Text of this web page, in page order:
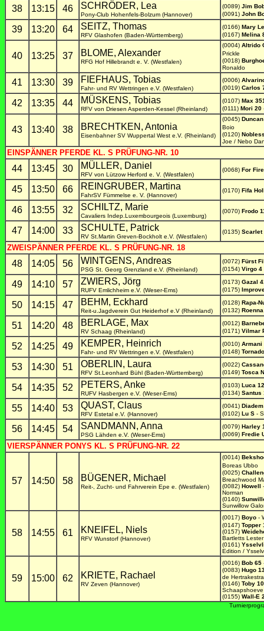
38 13:15 46 SCHRÖDER, Lea
Pony-Club Hohenfels-Bolzum (Hannover)
(0089) Jim
(0091) John
39 13:20 64 SEITZ, Thomas
RFV Glashofen (Baden-Württemberg)
(0166) Mary
(0167) Melina
40 13:25 37 BLOME, Alexander
RFG Hof Hillebrandt e. V. (Westfalen)
(0004) Altrido
Prickle
(0018)
Ronaldo
41 13:30 39 FIEFHAUS, Tobias
Fahr- und RV Wettringen e.V. (Westfalen)
(0006)
(0019) Carlos
42 13:35 44 MÜSKENS, Tobias
RFV von Driesen Asperden-Kessel (Rheinland)
(0107) Max
(0111) Mori 20
43 13:40 38 BRECHTKEN, Antonia
Eisenbahner SV Wuppertal West e.V. (Rheinland)
(0045)
Boio
(0120)
Joe / Nebo
EINSPÄNNER PFERDE KL. S PRÜFUNG-NR. 10
44 13:45 30 MÜLLER, Daniel
RFV von Lützow Herford e. V. (Westfalen)
(0068) For Fire
45 13:50 66 REINGRUBER, Martina
FahrSV Fümmelse e. V. (Hannover)
(0170) Fifa
46 13:55 32 SCHILTZ, Marie
Cavaliers Indep.Luxembourgeois (Luxemburg)
(0070) Frodo
47 14:00 33 SCHULTE, Patrick
RV St.Martin Greven-Bockholt e.V. (Westfalen)
(0135) Scarlet
ZWEISPÄNNER PFERDE KL. S PRÜFUNG-NR. 18
48 14:05 56 WINTGENS, Andreas
PSG St. Georg Grenzland e.V. (Rheinland)
(0072) Fürst
(0154) Virgo 4
49 14:10 57 ZWIERS, Jörg
RUFV Emlichheim e.V. (Weser-Ems)
(0173) Gazal
(0175)
50 14:15 47 BEHM, Eckhard
Reit-u.Jagdverein Gut Heiderhof e.V (Rheinland)
(0128) Rapa-
(0132) Roenna
51 14:20 48 BERLAGE, Max
RV Schaag (Rheinland)
(0012)
(0171) Vilmar
52 14:25 49 KEMPER, Heinrich
Fahr- und RV Wettringen e.V. (Westfalen)
(0010) Armani
(0148)
53 14:30 51 OBERLIN, Laura
RFV St.Leonhard Bühl (Baden-Württemberg)
(0022)
(0149) Tosca
54 14:35 52 PETERS, Anke
RUFV Hasbergen e.V. (Weser-Ems)
(0103) Luca
(0134) Santus
55 14:40 53 QUAST, Claus
RFV Estetal e.V. (Hannover)
(0041) Diadem
(0102) Lu S -
56 14:45 54 SANDMANN, Anna
PSG Lähden e.V. (Weser-Ems)
(0079) Harley
(0069) Fredie
VIERSPÄNNER PONYS KL. S PRÜFUNG-NR. 22
57 14:50 58 BÜGENER, Michael
Reit-, Zucht- und Fahrverein Epe e. (Westfalen)
(0014)
Boreas Ubbo
(0025)
Breachwood
(0082) Howell
Norman
(0140)
Sunwillow
58 14:55 61 KNEIFEL, Niels
RFV Wunstorf (Hannover)
(0017) Boyo -
(0147) Topper
(0157)
Bartletts Lester
(0161)
Edition /
59 15:00 62 KRIETE, Rachael
RV Zeven (Hannover)
(0016) Bob 65
(0083) Hugo
de
(0146) Toby
Schaapshoeve
(0155) Wall-E